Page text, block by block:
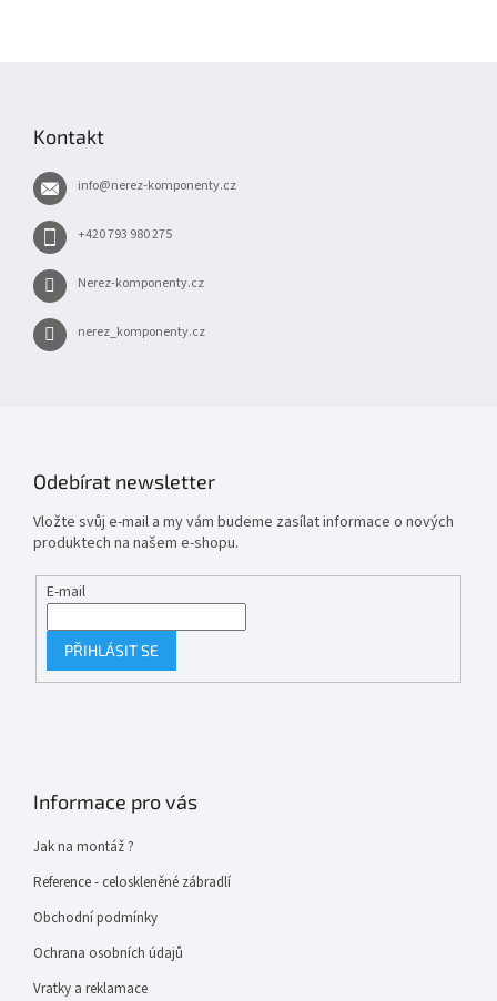
Kontakt
info@nerez-komponenty.cz
+420 793 980 275
Nerez-komponenty.cz
nerez_komponenty.cz
Odebírat newsletter
Vložte svůj e-mail a my vám budeme zasílat informace o nových
produktech na našem e-shopu.
E-mail
PŘIHLÁSIT SE
Informace pro vás
Jak na montáž ?
Reference - celoskleněné zábradlí
Obchodní podmínky
Ochrana osobních údajů
Vratky a reklamace